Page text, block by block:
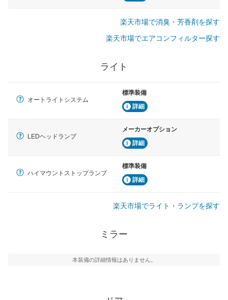
楽天市場で消臭・芳香剤を探す
楽天市場でエアコンフィルター探す
ライト
オートライトシステム
標準装備
詳細
LEDヘッドランプ
メーカーオプション
詳細
ハイマウントストップランプ
標準装備
詳細
楽天市場でライト・ランプを探す
ミラー
本装備の詳細情報はありません。